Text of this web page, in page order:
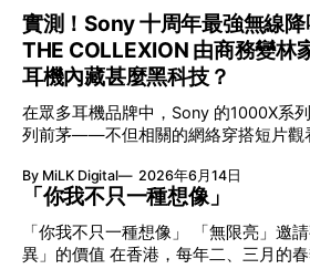
實測！Sony 十周年最強無線
THE COLLEXION 由商務變林
耳機內藏甚麼黑科技？
在眾多耳機品牌中，Sony 的1000X系
列前茅——不但相關的網絡穿搭短片觀
VGP 金獎，也是 Amazon 折扣日的大熱
By MiLK Digital 2026年6月14日
「你我不只一種想像」
「你我不只一種想像」 「無限亮」邀請觀眾重新思考「差
異」的價值 在香港，每年二、三月的春季，一個名字低調但